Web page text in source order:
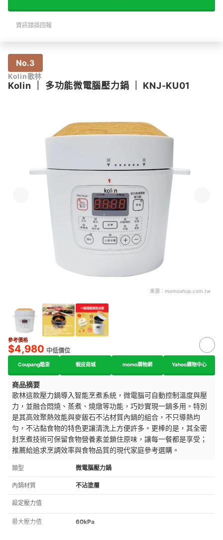
資訊錯誤回報
No.3
Kolin歌林
Kolin 多功能微電腦壓力鍋 KNJ-KU01
來源： momoshop.com.tw
參考價格
$4,980 中低價位
Coupang酷澎 蝦皮商城 momo購物網 Yahoo購物中心
商品摘要
歌林這款壓力鍋導入智能烹煮系統，微電腦可自動控制溫度與壓
力，並融合悶燒、蒸煮、燒燉等功能，巧妙實現一鍋多用。特別
是其高效聚熱效能與麥飯石不沾材質內鍋的組合，不只導熱均
勻，不沾黏食物的特色更讓清洗上方便許多。更棒的是，其全密
封烹煮技術可保留食物營養素並鎖住原味，讓每一餐都是享受；
推薦給追求烹調效率與食物品質的現代家庭參考選購。
類型 微電腦壓力鍋
內鍋材質 不沾塗層
設定壓力值
最大壓力值 60kPa